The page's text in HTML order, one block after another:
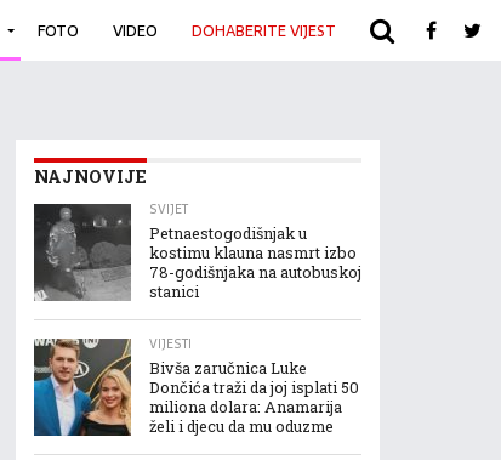
FOTO VIDEO DOHABERITE VIJEST ARHIVA
NAJNOVIJE
SVIJET
Petnaestogodišnjak u
kostimu klauna nasmrt izbo
78-godišnjaka na autobuskoj
stanici
VIJESTI
Bivša zaručnica Luke
Dončića traži da joj isplati 50
miliona dolara: Anamarija
želi i djecu da mu oduzme